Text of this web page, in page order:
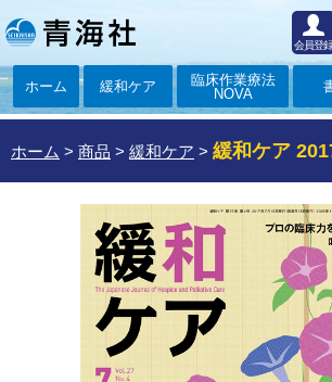
会員登録
ホーム 緩和ケア
臨床作業療法
NOVA
ホーム > 商品 > 緩和ケア > 緩和ケア